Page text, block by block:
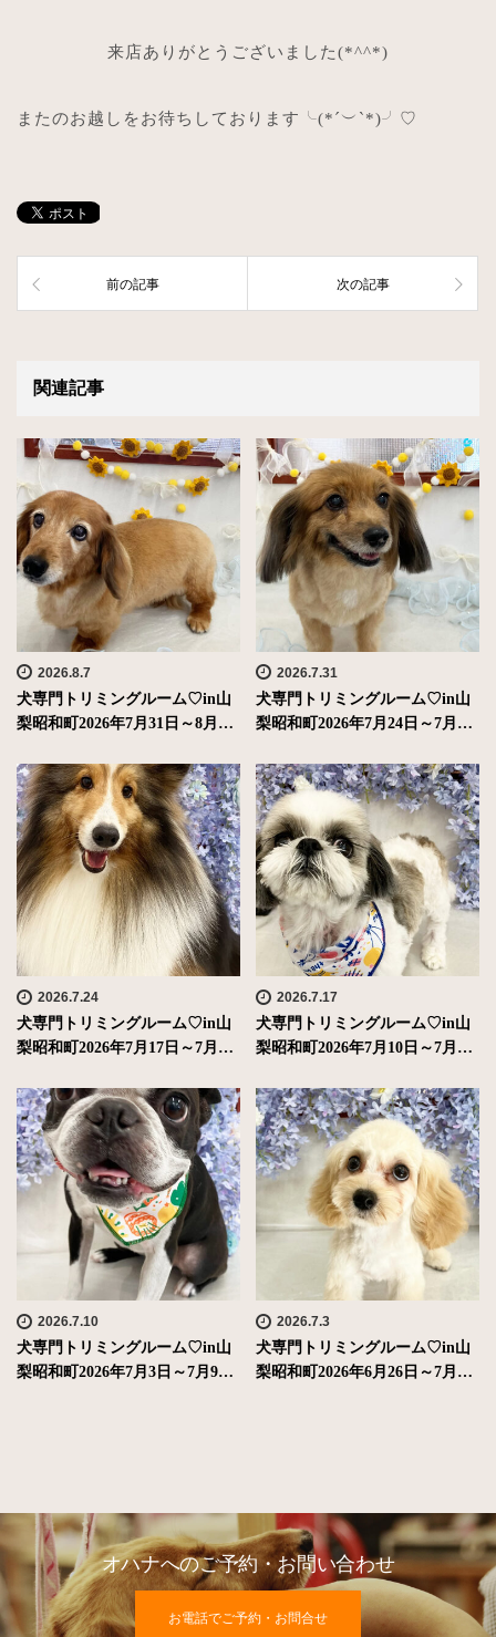
来店ありがとうございました(*^^*)
またのお越しをお待ちしております╰(*´︶ `*)╯ ♡
前の記事 次の記事
関連記事
2026.8.7
犬専門トリミングルーム♡in山
梨昭和町2026年7月31日～8月…
2026.7.31
犬専門トリミングルーム♡in山
梨昭和町2026年7月24日～7月…
2026.7.24
犬専門トリミングルーム♡in山
梨昭和町2026年7月17日～7月…
2026.7.17
犬専門トリミングルーム♡in山
梨昭和町2026年7月10日～7月…
2026.7.10
犬専門トリミングルーム♡in山
梨昭和町2026年7月3日～7月9…
2026.7.3
犬専門トリミングルーム♡in山
梨昭和町2026年6月26日～7月…
オハナへのご予約・お問い合わせ
お電話でご予約・お問合せ